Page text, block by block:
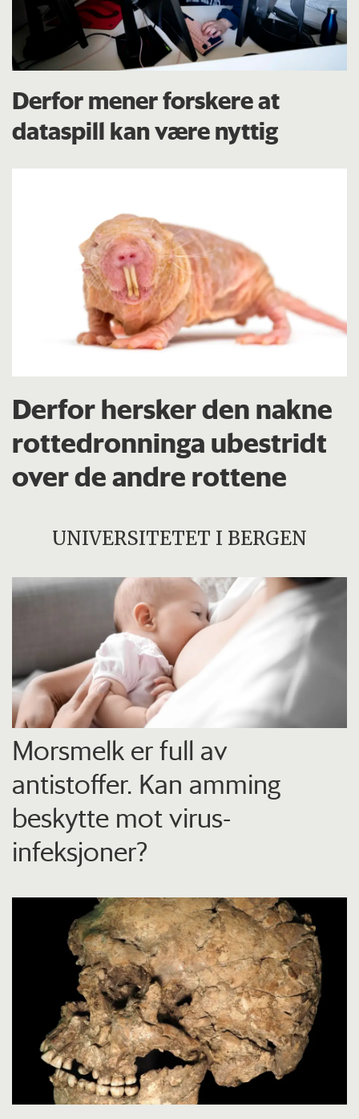
Derfor mener forskere at
dataspill kan være nyttig
Derfor hersker den nakne
rottedronninga ubestridt
over de andre rottene
UNIVERSITETET I BERGEN
Morsmelk er full av
antistoffer. Kan amming
beskytte mot virus-
infeksjoner?